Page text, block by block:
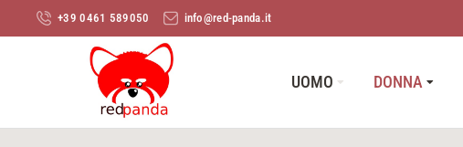
+39 0461 589050 info@red-panda.it
UOMO DONNA